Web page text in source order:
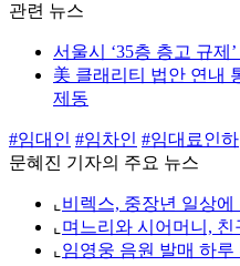
관련 뉴스
서울시 ‘35층 층고 규제
美 클래리티 법안 연내
제동
#임대인 #임차인 #임대료인하
문혜진 기자의 주요 뉴스
⌞ 비렉스, 중장년 일상
⌞ 며느리와 시어머니,
⌞ 임영웅 음원 발매 하루